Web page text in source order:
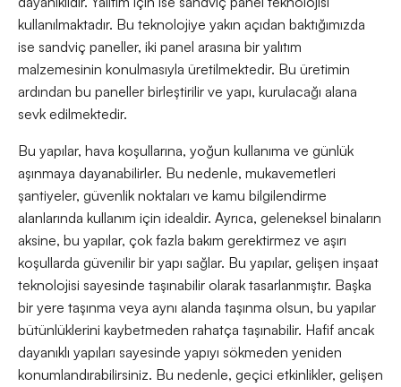
kullanılmaktadır. Bu teknolojiye yakın açıdan baktığımızda
ise sandviç paneller, iki panel arasına bir yalıtım
malzemesinin konulmasıyla üretilmektedir. Bu üretimin
ardından bu paneller birleştirilir ve yapı, kurulacağı alana
sevk edilmektedir.
Bu yapılar, hava koşullarına, yoğun kullanıma ve günlük
aşınmaya dayanabilirler. Bu nedenle, mukavemetleri
şantiyeler, güvenlik noktaları ve kamu bilgilendirme
alanlarında kullanım için idealdir. Ayrıca, geleneksel binaların
aksine, bu yapılar, çok fazla bakım gerektirmez ve aşırı
koşullarda güvenilir bir yapı sağlar. Bu yapılar, gelişen inşaat
teknolojisi sayesinde taşınabilir olarak tasarlanmıştır. Başka
bir yere taşınma veya aynı alanda taşınma olsun, bu yapılar
bütünlüklerini kaybetmeden rahatça taşınabilir. Hafif ancak
dayanıklı yapıları sayesinde yapıyı sökmeden yeniden
konumlandırabilirsiniz. Bu nedenle, geçici etkinlikler, gelişen